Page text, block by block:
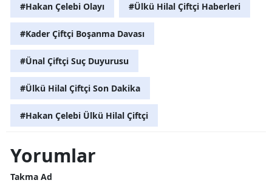
#Hakan Çelebi Olayı #Ülkü Hilal Çiftçi Haberleri
#Kader Çiftçi Boşanma Davası
#Ünal Çiftçi Suç Duyurusu
#Ülkü Hilal Çiftçi Son Dakika
#Hakan Çelebi Ülkü Hilal Çiftçi
Yorumlar
Takma Ad